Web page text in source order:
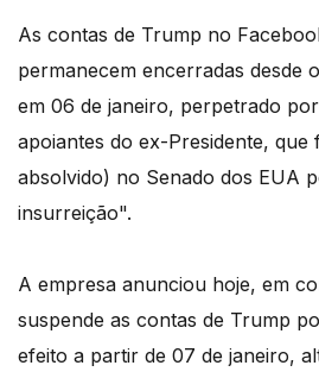
As contas de Trump no
permanecem encerradas desde
em 06 de janeiro, perpetrado
apoiantes do ex-Presidente, que
absolvido) no Senado dos EUA
insurreição".
A empresa anunciou hoje, em
suspende as contas de Trump
efeito a partir de 07 de janeiro,